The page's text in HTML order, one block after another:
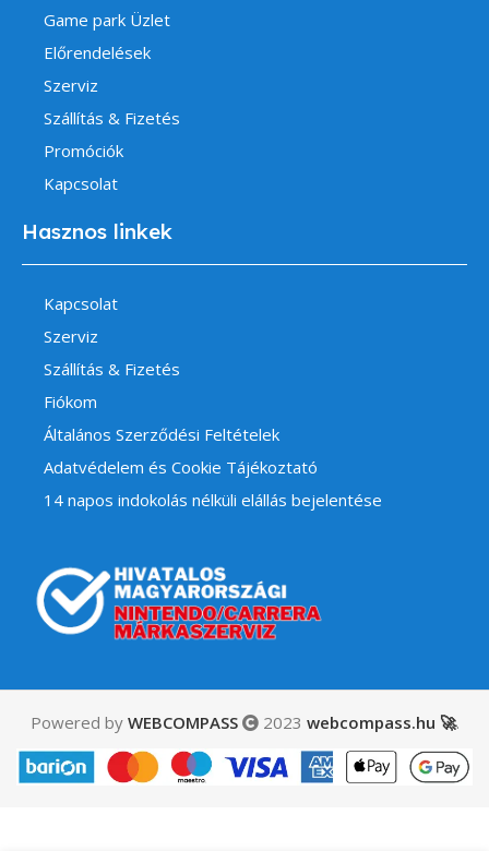
Game park Üzlet
Előrendelések
Szerviz
Szállítás & Fizetés
Promóciók
Kapcsolat
Hasznos linkek
Kapcsolat
Szerviz
Szállítás & Fizetés
Fiókom
Általános Szerződési Feltételek
Adatvédelem és Cookie Tájékoztató
14 napos indokolás nélküli elállás bejelentése
Powered by WEBCOMPASS 2023 webcompass.hu 🚀.